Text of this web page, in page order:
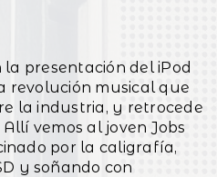
la presentación del iPod
revolución musical que
la industria, y retrocede
vemos al joven Jobs
por la caligrafía,
y soñando con